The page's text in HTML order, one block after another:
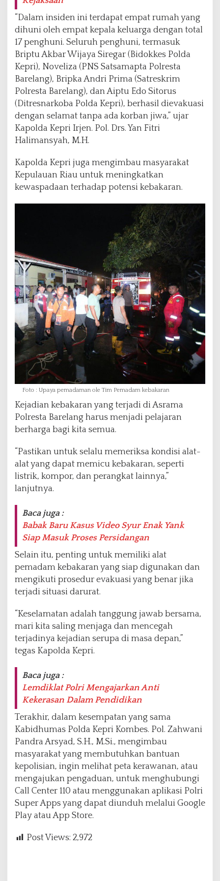
“Dalam insiden ini terdapat empat rumah yang
dihuni oleh empat kepala keluarga dengan total
17 penghuni. Seluruh penghuni, termasuk
Briptu Akbar Wijaya Siregar (Bidokkes Polda
Kepri), Noveliza (PNS Satsamapta Polresta
Barelang), Bripka Andri Prima (Satreskrim
Polresta Barelang), dan Aiptu Edo Sitorus
(Ditresnarkoba Polda Kepri), berhasil dievakuasi
dengan selamat tanpa ada korban jiwa,” ujar
Kapolda Kepri Irjen. Pol. Drs. Yan Fitri
Halimansyah, M.H.
Kapolda Kepri juga mengimbau masyarakat
Kepulauan Riau untuk meningkatkan
kewaspadaan terhadap potensi kebakaran.
Foto : Upaya pemadaman ole Tim Pemadam kebakaran
Kejadian kebakaran yang terjadi di Asrama
Polresta Barelang harus menjadi pelajaran
berharga bagi kita semua.
“Pastikan untuk selalu memeriksa kondisi alat-
alat yang dapat memicu kebakaran, seperti
listrik, kompor, dan perangkat lainnya,”
lanjutnya.
Baca juga :
Babak Baru Kasus Video Syur Enak Yank
Siap Masuk Proses Persidangan
Selain itu, penting untuk memiliki alat
pemadam kebakaran yang siap digunakan dan
mengikuti prosedur evakuasi yang benar jika
terjadi situasi darurat.
“Keselamatan adalah tanggung jawab bersama,
mari kita saling menjaga dan mencegah
terjadinya kejadian serupa di masa depan,”
tegas Kapolda Kepri.
Baca juga :
Lemdiklat Polri Mengajarkan Anti
Kekerasan Dalam Pendidikan
Terakhir, dalam kesempatan yang sama
Kabidhumas Polda Kepri Kombes. Pol. Zahwani
Pandra Arsyad, S.H., M.Si., mengimbau
masyarakat yang membutuhkan bantuan
kepolisian, ingin melihat peta kerawanan, atau
mengajukan pengaduan, untuk menghubungi
Call Center 110 atau menggunakan aplikasi Polri
Super Apps yang dapat diunduh melalui Google
Play atau App Store.
Post Views: 2,972